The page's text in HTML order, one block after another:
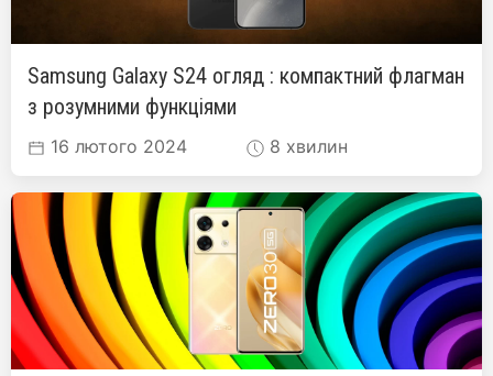
Samsung Galaxy S24 огляд : компактний флагман
з розумними функціями
16 лютого 2024 8 хвилин